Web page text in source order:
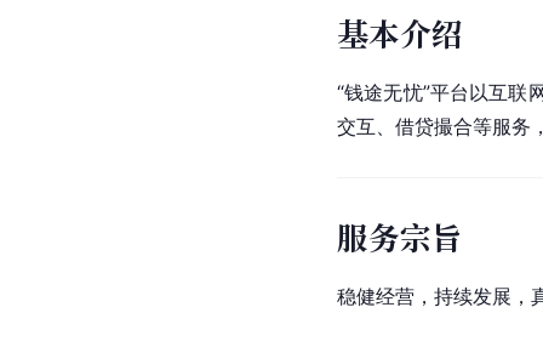
基本介绍
“钱途无忧”平台以互联
交互、借贷撮合等服务
服务宗旨
稳健经营，持续发展，